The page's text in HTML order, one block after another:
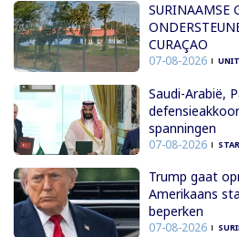
SURINAAMSE
CURAÇAO
07-08-2026
Saudi-Arabië,
spanningen
07-08-2026
Trump gaat
Amerikaans
beperken
07-08-2026